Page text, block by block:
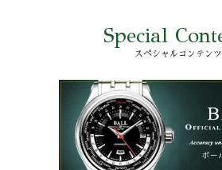
Special
スペシャルコンテンツ